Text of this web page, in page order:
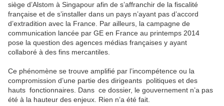
siège d’Alstom à Singapour afin de s’affranchir de la fiscalité
française et de s’installer dans un pays n’ayant pas d’accord
d’extradition avec la France. Par ailleurs, la campagne de
communication lancée par GE en France au printemps 2014
pose la question des agences médias françaises y ayant
collaboré à des fins mercantiles.
Ce phénomène se trouve amplifié par l’incompétence ou la
compromission d’une partie des dirigeants politiques et des
hauts fonctionnaires. Dans ce dossier, le gouvernement n’a pas
été à la hauteur des enjeux. Rien n’a été fait.